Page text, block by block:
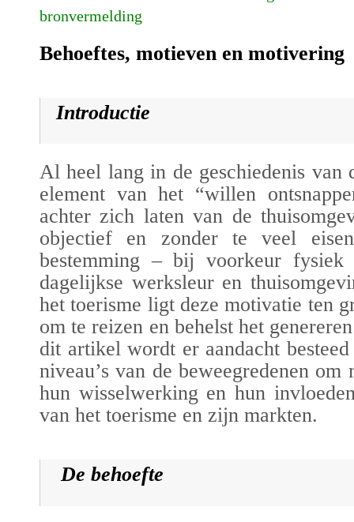
bronvermelding
Behoeftes, motieven en motivering
Introductie
Al heel lang in de geschiedenis van
element van het “willen
achter zich laten van de
objectief en zonder te veel
bestemming – bij voorkeur fysiek
dagelijkse werksleur en
het toerisme ligt deze motivatie ten
om te reizen en behelst het
dit artikel wordt er aandacht
niveau’s van de beweegredenen
hun wisselwerking en hun
van het toerisme en zijn markten.
De behoefte